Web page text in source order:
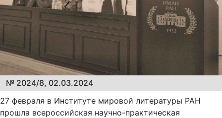
№ 2024/8, 02.03.2024
27 февраля в Институте мировой литературы РАН
прошла всероссийская научно-практическая